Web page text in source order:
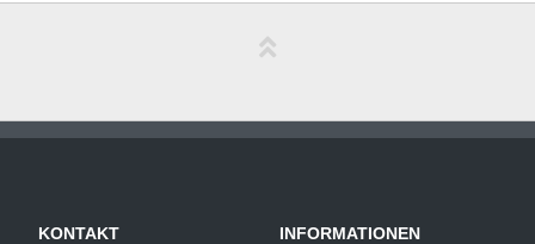
KONTAKT INFORMATIONEN